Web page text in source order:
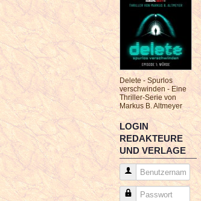
Delete - Spurlos
verschwinden - Eine
Thriller-Serie von
Markus B. Altmeyer
LOGIN
REDAKTEURE
UND VERLAGE
Benutzername
Passwort